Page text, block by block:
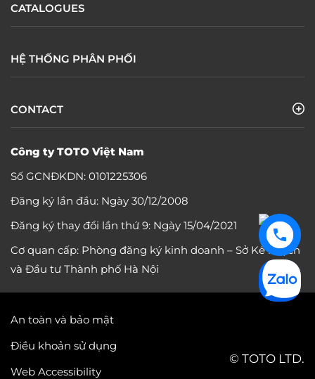
CATALOGUES
HỆ THỐNG PHÂN PHỐI
CONTACT
Công ty TOTO Việt Nam
Số GCNĐKDN: 0101225306
Đăng ký lần đầu: Ngày 30/12/2008
Đăng ký thay đổi lần thứ 9: Ngày 15/04/2021
Cơ quan cấp: Phòng đăng ký kinh doanh – Sở Kế hoạch
và Đầu tư Thành phố Hà Nội
An toàn và bảo mật
Điều khoản sử dụng
Web Accessibility
© TOTO LTD.